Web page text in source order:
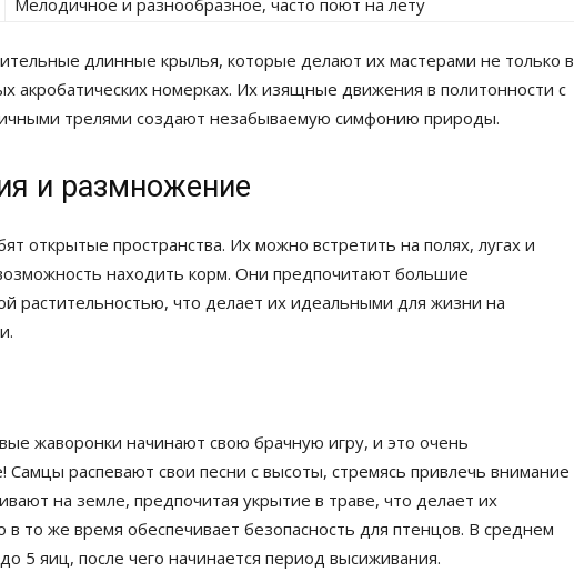
Мелодичное и разнообразное, часто поют на лету
длинные крылья, которые делают их мастерами не только в
акробатических номерках. Их изящные движения в политонности с
трелями создают незабываемую симфонию природы.
и размножение
открытые пространства. Их можно встретить на полях, лугах и
находить корм. Они предпочитают большие
растительностью, что делает их идеальными для жизни на
жаворонки начинают свою брачную игру, и это очень
Самцы распевают свои песни с высоты, стремясь привлечь внимание
на земле, предпочитая укрытие в траве, что делает их
то же время обеспечивает безопасность для птенцов. В среднем
5 яиц, после чего начинается период высиживания.